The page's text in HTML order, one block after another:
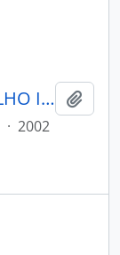
MENSAGEIRO - BELÉM CONSELHO INDIGENISTA MISSIONÁRIO - 2002 - Nº133
· 2002